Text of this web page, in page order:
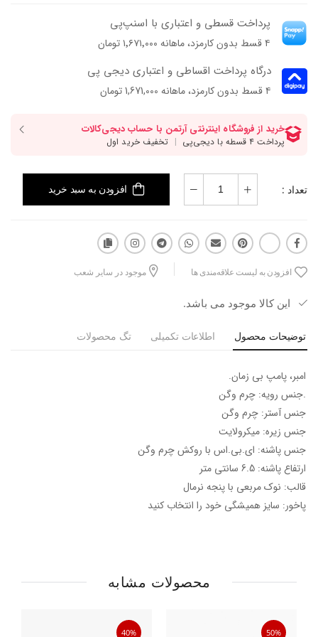
پرداخت قسطی و اعتباری با اسنپ‌پی
۴ قسط بدون کارمزد، ماهانه ۱٬۶۷۱٬۰۰۰ تومان
درگاه پرداخت اقساطی و اعتباری دیجی پی
۴ قسط بدون کارمزد، ماهانه 1,671,000 تومان
تعداد : افزودن به سبد خرید
افزودن به لیست علاقه‌مندی ها موجود در سایر شعب
این کالا موجود می باشد.
توضیحات محصول اطلاعات تکمیلی تگ محصولات
امبر، پامپ بی زمان.
.جنس رویه: چرم وگن
جنس آستر: چرم وگن
جنس زیره: میکرولایت
جنس پاشنه: ای.بی.اس با روکش چرم وگن
ارتفاع پاشنه: 6.5 سانتی متر
قالب: نوک مربعی با پنجه نرمال
پاخور: سایز همیشگی خود را انتخاب کنید
محصولات مشابه
50%
40%